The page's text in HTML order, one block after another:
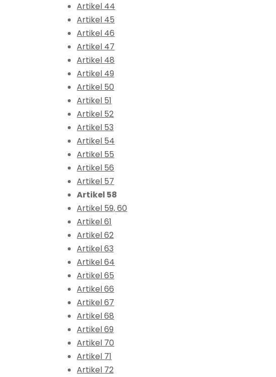
Artikel 44
Artikel 45
Artikel 46
Artikel 47
Artikel 48
Artikel 49
Artikel 50
Artikel 51
Artikel 52
Artikel 53
Artikel 54
Artikel 55
Artikel 56
Artikel 57
Artikel 58
Artikel 59, 60
Artikel 61
Artikel 62
Artikel 63
Artikel 64
Artikel 65
Artikel 66
Artikel 67
Artikel 68
Artikel 69
Artikel 70
Artikel 71
Artikel 72